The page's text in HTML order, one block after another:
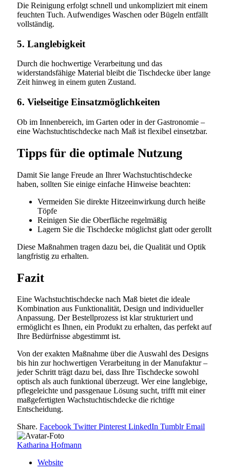
Die Reinigung erfolgt schnell und unkompliziert mit einem
feuchten Tuch. Aufwendiges Waschen oder Bügeln entfällt
vollständig.
5. Langlebigkeit
Durch die hochwertige Verarbeitung und das
widerstandsfähige Material bleibt die Tischdecke über lange
Zeit hinweg in einem guten Zustand.
6. Vielseitige Einsatzmöglichkeiten
Ob im Innenbereich, im Garten oder in der Gastronomie –
eine Wachstuchtischdecke nach Maß ist flexibel einsetzbar.
Tipps für die optimale Nutzung
Damit Sie lange Freude an Ihrer Wachstuchtischdecke
haben, sollten Sie einige einfache Hinweise beachten:
Vermeiden Sie direkte Hitzeeinwirkung durch heiße
Töpfe
Reinigen Sie die Oberfläche regelmäßig
Lagern Sie die Tischdecke möglichst glatt oder gerollt
Diese Maßnahmen tragen dazu bei, die Qualität und Optik
langfristig zu erhalten.
Fazit
Eine Wachstuchtischdecke nach Maß bietet die ideale
Kombination aus Funktionalität, Design und individueller
Anpassung. Der Bestellprozess ist klar strukturiert und
ermöglicht es Ihnen, ein Produkt zu erhalten, das perfekt auf
Ihre Bedürfnisse abgestimmt ist.
Von der exakten Maßnahme über die Auswahl des Designs
bis hin zur hochwertigen Verarbeitung in der Manufaktur –
jeder Schritt trägt dazu bei, dass Ihre Tischdecke sowohl
optisch als auch funktional überzeugt. Wer eine langlebige,
pflegeleichte und passgenaue Lösung sucht, trifft mit einer
maßgefertigten Wachstuchtischdecke die richtige
Entscheidung.
Share. Facebook Twitter Pinterest LinkedIn Tumblr Email
Katharina Hofmann
Website